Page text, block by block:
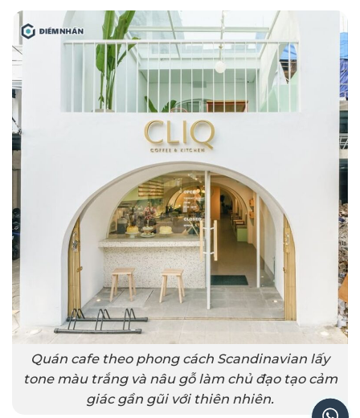
Quán cafe theo phong cách Scandinavian lấy
tone màu trắng và nâu gỗ làm chủ đạo tạo cảm
giác gần gũi với thiên nhiên.